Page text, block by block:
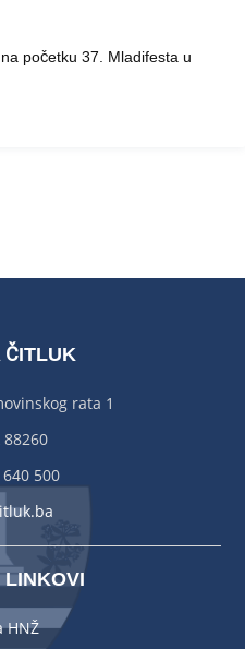
početku 37. Mladifesta u
ČITLUK
rata 1
500
LINKOVI
HNŽ